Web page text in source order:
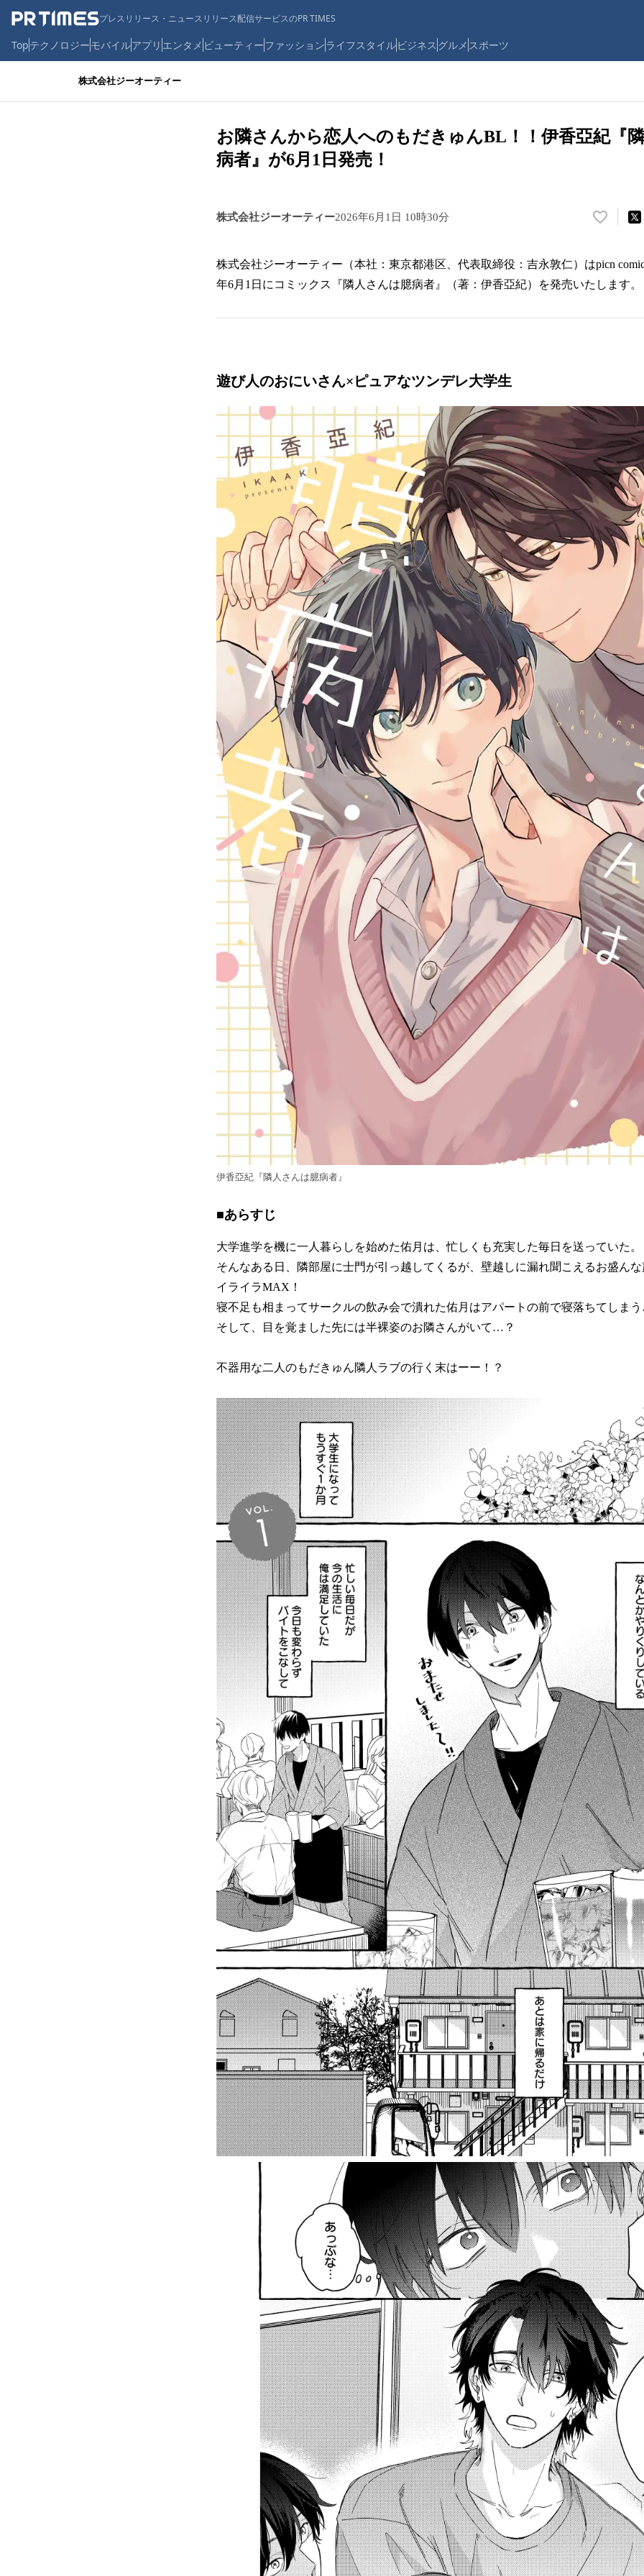
プレスリリース・ニュースリリース配信サービスのPR TIMES
Topテクノロジーモバイルアプリ エンタメ ビューティーファッションライフスタイルビジネス グルメ スポーツ
株式会社ジーオーティー
お隣さんから恋人へのもだきゅんBL！！伊香亞紀『
病者』が6月1日発売！
株式会社ジーオーティー2026年6月1日 10時30分
い
！
数
す
株式会社ジーオーティー（本社：東京都港区、代表取締役：吉永敦仁）はpicn
年6月1日にコミックス『隣人さんは臆病者』（著：伊香亞紀）を発売いたします。
遊び人のおにいさん×ピュアなツンデレ大学生
伊香亞紀『隣人さんは臆病者』
■あらすじ
大学進学を機に一人暮らしを始めた佑月は、忙しくも充実した毎日を送っていた。
そんなある日、隣部屋に士門が引っ越してくるが、壁越しに漏れ聞こえるお盛ん
イライラMAX！
寝不足も相まってサークルの飲み会で潰れた佑月はアパートの前で寝落ちてしま
そして、目を覚ました先には半裸姿のお隣さんがいて…？
不器用な二人のもだきゅん隣人ラブの行く末はーー！？